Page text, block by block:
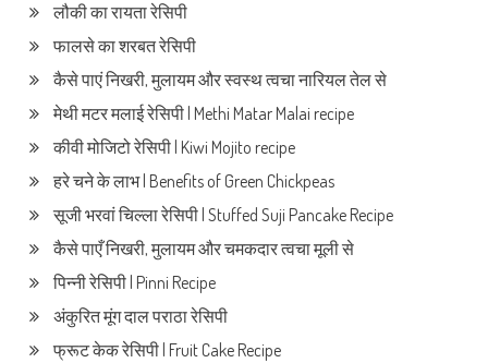
लौकी का रायता रेसिपी
फालसे का शरबत रेसिपी
कैसे पाएं निखरी, मुलायम और स्वस्थ त्वचा नारियल तेल से
मेथी मटर मलाई रेसिपी | Methi Matar Malai recipe
कीवी मोजिटो रेसिपी | Kiwi Mojito recipe
हरे चने के लाभ | Benefits of Green Chickpeas
सूजी भरवां चिल्ला रेसिपी | Stuffed Suji Pancake Recipe
कैसे पाएँ निखरी, मुलायम और चमकदार त्वचा मूली से
पिन्नी रेसिपी | Pinni Recipe
अंकुरित मूंग दाल पराठा रेसिपी
फ्रूट केक रेसिपी | Fruit Cake Recipe